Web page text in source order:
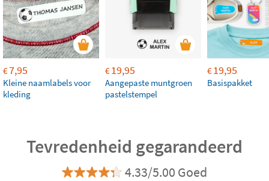
€7,95
Kleine naamlabels voor
kleding
€19,95
Aangepaste muntgroen
pastelstempel
€19,95
Basispakket
Tevredenheid gegarandeerd
4.33/5.00 Goed